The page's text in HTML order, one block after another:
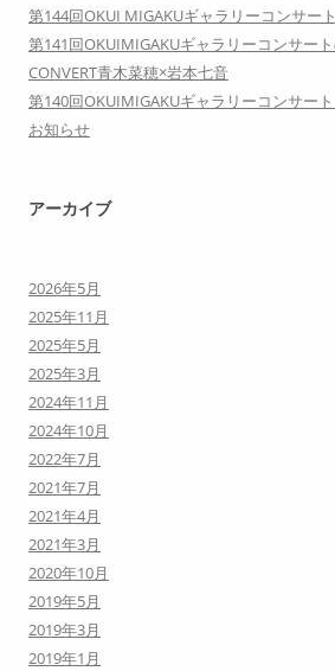
第144回OKUI MIGAKUギャラリーコンサー
第141回OKUIMIGAKUギャラリーコンサー
CONVERT青木菜穂×岩本七音
第140回OKUIMIGAKUギャラリーコンサー
お知らせ
アーカイブ
2026年5月
2025年11月
2025年5月
2025年3月
2024年11月
2024年10月
2022年7月
2021年7月
2021年4月
2021年3月
2020年10月
2019年5月
2019年3月
2019年1月